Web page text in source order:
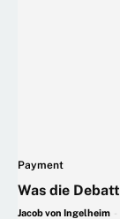
Payment
Was die
Jacob von Ingelheim